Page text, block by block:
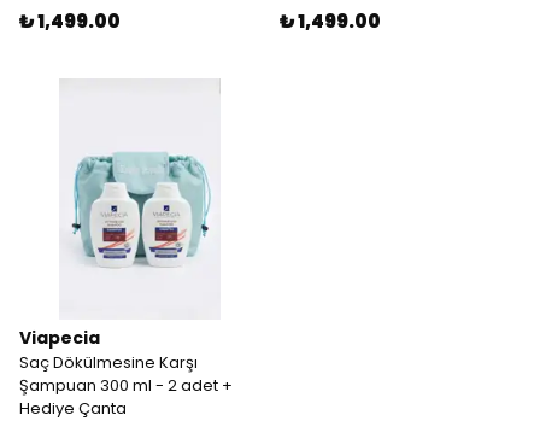
₺ 1,499.00 ₺ 1,499.00
Viapecia
Saç Dökülmesine Karşı
Şampuan 300 ml - 2 adet +
Hediye Çanta